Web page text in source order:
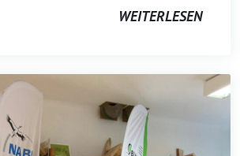
WEITERLESEN